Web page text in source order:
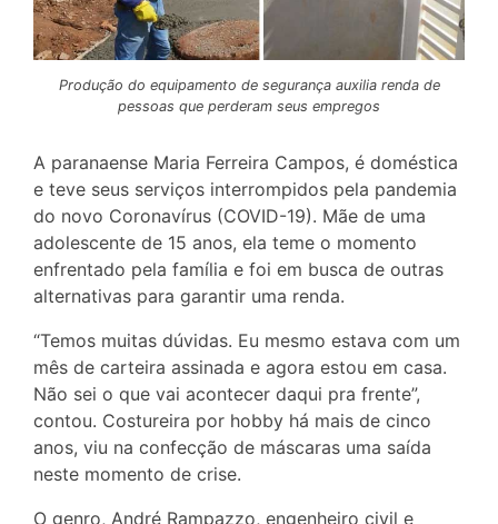
Produção do equipamento de segurança auxilia renda de
pessoas que perderam seus empregos
A paranaense Maria Ferreira Campos, é doméstica
e teve seus serviços interrompidos pela pandemia
do novo Coronavírus (COVID-19). Mãe de uma
adolescente de 15 anos, ela teme o momento
enfrentado pela família e foi em busca de outras
alternativas para garantir uma renda.
“Temos muitas dúvidas. Eu mesmo estava com um
mês de carteira assinada e agora estou em casa.
Não sei o que vai acontecer daqui pra frente”,
contou. Costureira por hobby há mais de cinco
anos, viu na confecção de máscaras uma saída
neste momento de crise.
O genro, André Rampazzo, engenheiro civil e